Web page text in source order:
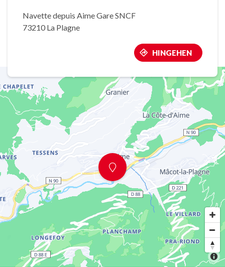
Navette depuis Aime Gare SNCF
73210 La Plagne
HINGEHEN